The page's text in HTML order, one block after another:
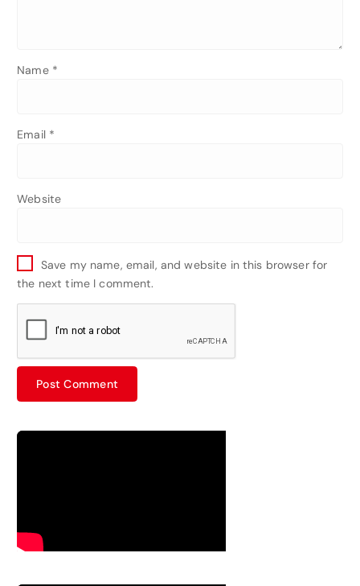
Name *
Email *
Website
Save my name, email, and website in this browser for
the next time I comment.